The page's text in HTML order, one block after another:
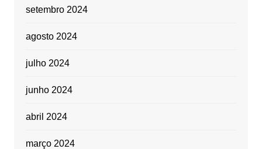
setembro 2024
agosto 2024
julho 2024
junho 2024
abril 2024
março 2024